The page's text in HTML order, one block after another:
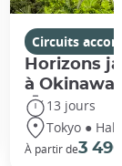
Circuits
Horizons
à Okinawa
13 jours
Tokyo ●
À partir de3